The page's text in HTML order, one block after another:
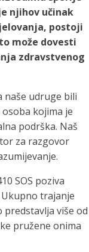
njihov učinak
postoji
može dovesti
zdravstvenog
naše udruge bili
kojima je
podrška. Naš
za razgovor
SOS poziva
trajanje
više od
pružene onima